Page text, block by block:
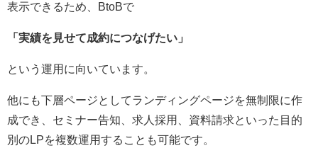
表示できるため、BtoBで
「実績を見せて成約につなげたい」
という運用に向いています。
他にも下層ページとしてランディングページを無制限に作
成でき、セミナー告知、求人採用、資料請求といった目的
別のLPを複数運用することも可能です。